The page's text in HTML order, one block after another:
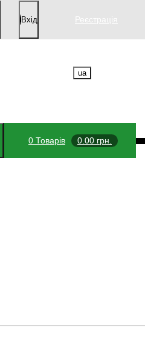
Вхід Реєстрація
ua
0 Товарів 0.00 грн.